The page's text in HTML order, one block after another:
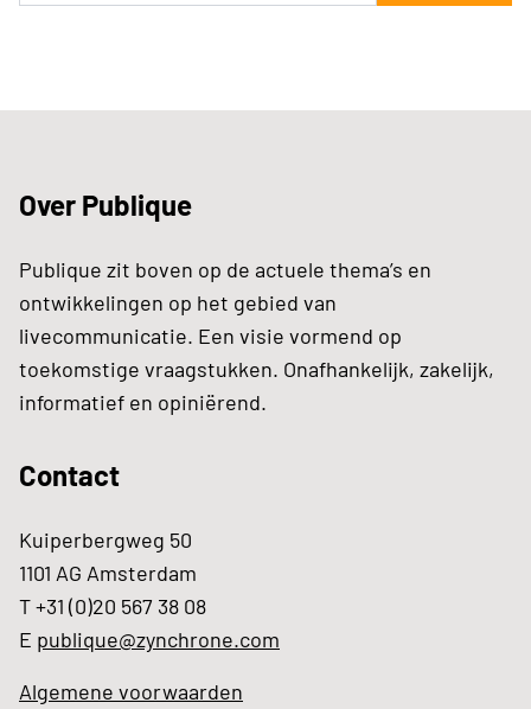
Over Publique
Publique zit boven op de actuele thema’s en
ontwikkelingen op het gebied van
livecommunicatie. Een visie vormend op
toekomstige vraagstukken. Onafhankelijk, zakelijk,
informatief en opiniërend.
Contact
Kuiperbergweg 50
1101 AG Amsterdam
T +31 (0)20 567 38 08
E publique@zynchrone.com
Algemene voorwaarden